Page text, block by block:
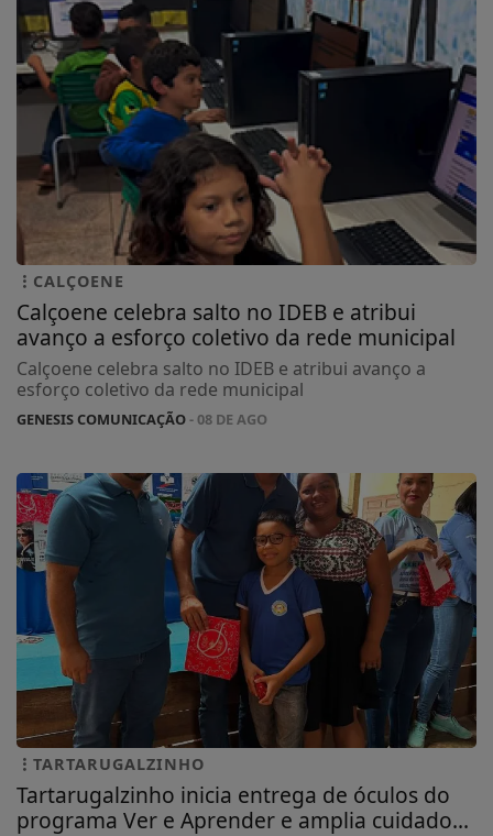
CALÇOENE
Calçoene celebra salto no IDEB e atribui
avanço a esforço coletivo da rede municipal
Calçoene celebra salto no IDEB e atribui avanço a
esforço coletivo da rede municipal
GENESIS COMUNICAÇÃO- 08 DE AGO
TARTARUGALZINHO
Tartarugalzinho inicia entrega de óculos do
programa Ver e Aprender e amplia cuidado...